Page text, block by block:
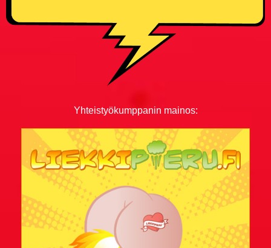
Yhteistyökumppanin mainos: